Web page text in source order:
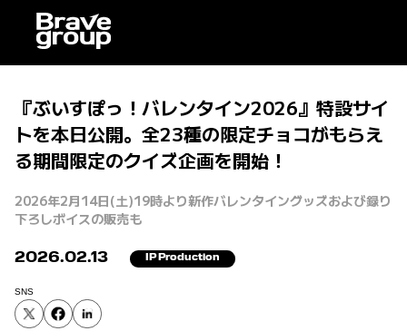
『ぶいすぽっ！バレンタイン2026』特設サイ
トを本日公開。全23種の限定チョコがもらえ
る期間限定のクイズ企画を開始！
2026年2月14日(土)19時より新作バレンタイングッズおよび録り
下ろしボイスの販売も
2026.02.13 IP Production
SNS